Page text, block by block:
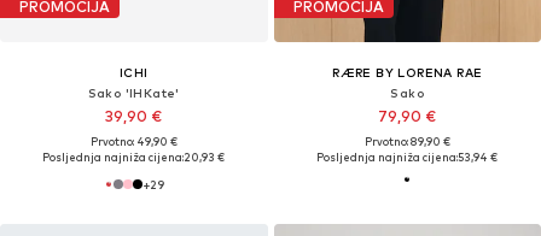
PROMOCIJA
ICHI
Sako 'IHKate'
39,90 €
Prvotno: 49,90 €
Posljednja najniža cijena:20,93 €
+29
PROMOCIJA
RÆRE BY LORENA RAE
Sako
79,90 €
Prvotno: 89,90 €
Posljednja najniža cijena:53,94 €